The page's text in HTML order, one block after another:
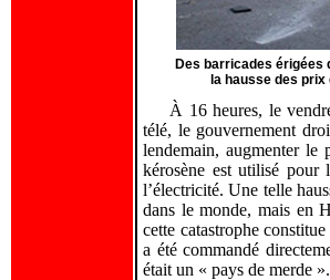
Des barricades érigées
la hausse des
À 16 heures, le
télé, le gouvernement
lendemain, augmenter le
kérosène est utilisé pour
l’électricité. Une telle
dans le monde, mais en
cette catastrophe
a été commandé
était un « pays de merde ».